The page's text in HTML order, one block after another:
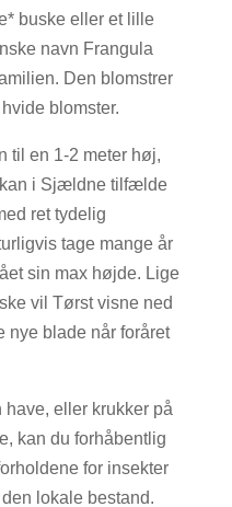
buske eller et lille
navn Frangula
Den blomstrer
blomster.
til en 1-2 meter høj,
kan i Sjældne tilfælde
ret tydelig
tage mange år
sin max højde. Lige
vil Tørst visne ned
nye blade når foråret
have, eller krukker på
kan du forhåbentlig
for insekter
lokale bestand.